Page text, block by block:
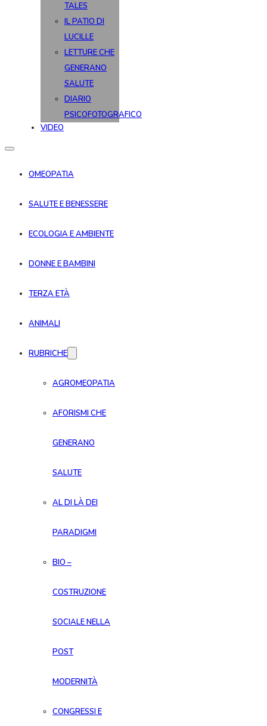
TALES
IL PATIO DI
LUCILLE
LETTURE CHE
GENERANO
SALUTE
DIARIO
PSICOFOTOGRAFICO
VIDEO
OMEOPATIA
SALUTE E BENESSERE
ECOLOGIA E AMBIENTE
DONNE E BAMBINI
TERZA ETÀ
ANIMALI
RUBRICHE
AGROMEOPATIA
AFORISMI CHE
GENERANO
SALUTE
AL DI LÀ DEI
PARADIGMI
BIO –
COSTRUZIONE
SOCIALE NELLA
POST
MODERNITÀ
CONGRESSI E